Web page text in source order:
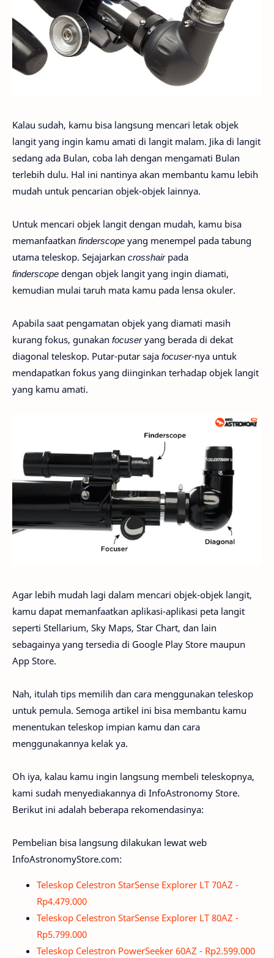
Kalau sudah, kamu bisa langsung mencari letak objek
langit yang ingin kamu amati di langit malam. Jika di langit
sedang ada Bulan, coba lah dengan mengamati Bulan
terlebih dulu. Hal ini nantinya akan membantu kamu lebih
mudah untuk pencarian objek-objek lainnya.
Untuk mencari objek langit dengan mudah, kamu bisa
memanfaatkan finderscope yang menempel pada tabung
utama teleskop. Sejajarkan crosshairpada
finderscope dengan objek langit yang ingin diamati,
kemudian mulai taruh mata kamu pada lensa okuler.
Apabila saat pengamatan objek yang diamati masih
kurang fokus, gunakan focuseryang berada di dekat
diagonal teleskop. Putar-putar saja focuser-nya untuk
mendapatkan fokus yang diinginkan terhadap objek langit
yang kamu amati.
Agar lebih mudah lagi dalam mencari objek-objek langit,
kamu dapat memanfaatkan aplikasi-aplikasi peta langit
seperti Stellarium, Sky Maps, Star Chart, dan lain
sebagainya yang tersedia di Google Play Store maupun
App Store.
Nah, itulah tips memilih dan cara menggunakan teleskop
untuk pemula. Semoga artikel ini bisa membantu kamu
menentukan teleskop impian kamu dan cara
menggunakannya kelak ya.
Oh iya, kalau kamu ingin langsung membeli teleskopnya,
kami sudah menyediakannya di InfoAstronomy Store.
Berikut ini adalah beberapa rekomendasinya:
Pembelian bisa langsung dilakukan lewat web
InfoAstronomyStore.com:
Teleskop Celestron StarSense Explorer LT 70AZ -
Rp4.479.000
Teleskop Celestron StarSense Explorer LT 80AZ -
Rp5.799.000
Teleskop Celestron PowerSeeker 60AZ - Rp2.599.000